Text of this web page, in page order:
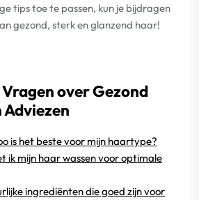
tips toe te passen, kun je bijdragen
gezond, sterk en glanzend haar!
over Gezond
Adviezen
is het beste voor mijn haartype?
ik mijn haar wassen voor optimale
ingrediënten die goed zijn voor